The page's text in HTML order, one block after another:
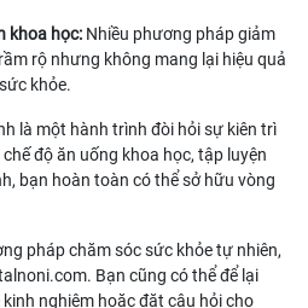
khoa học: Nhiều phương pháp giảm
rộ nhưng không mang lại hiệu quả
khỏe.
là một hành trình đòi hỏi sự kiên trì
độ ăn uống khoa học, tập luyện
bạn hoàn toàn có thể sở hữu vòng
pháp chăm sóc sức khỏe tự nhiên,
Bạn cũng có thể để lại
nghiệm hoặc đặt câu hỏi cho